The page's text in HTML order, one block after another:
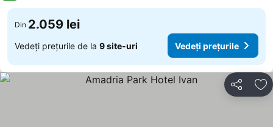
Din 2.059 lei
Vedeți prețurile de la 9 site-uri Vedeți prețurile
Distribuiți